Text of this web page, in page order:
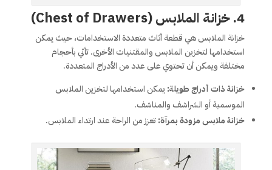
4. خزانة الملابس (Chest of Drawers)
خزانة الملابس هي قطعة أثاث متعددة الاستخدامات، حيث يمكن
استخدامها لتخزين الملابس والمقتنيات الأخرى. تأتي بأحجام
مختلفة ويمكن أن تحتوي على عدد من الأدراج المتعددة.
خزانة ذات أدراج طويلة: يمكن استخدامها لتخزين الملابس
الموسمية أو الشراشف والمناشف.
خزانة ملابس مزودة بمرآة:تعزز من الراحة عند ارتداء الملابس.